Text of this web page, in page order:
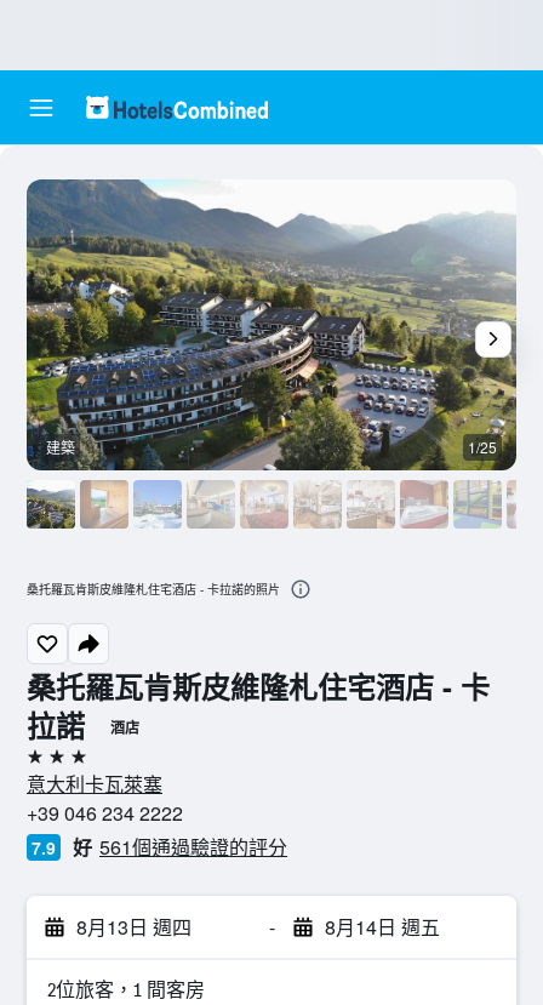
桑托羅瓦肯斯皮維隆札住宅酒店 - 卡
拉諾
酒店
3星級
意大利卡瓦萊塞
+39 046 234 2222
7.9 好 561個通過驗證的評分
8月13日 週四 - 8月14日 週五
2位旅客，1 間客房
建築 1/25
桑托羅瓦肯斯皮維隆札住宅酒店 - 卡拉諾的照片